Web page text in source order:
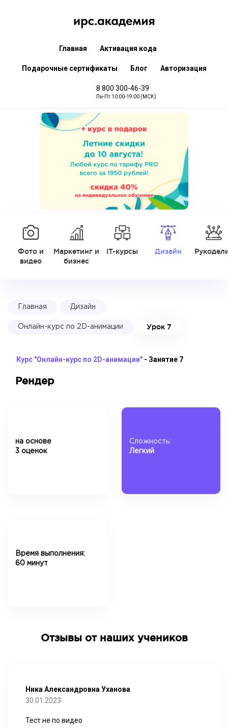
Главная Активация кода
Подарочные сертификаты Блог Авторизация
8 800 300-46-39
Пн-Пт 10:00-19:00 (МСК)
Фото и
видео
Маркетинг и
бизнес
IT-курсы Дизайн
Главная Дизайн
Онлайн-курс по 2D-анимации Урок 7
Курс "Онлайн-курс по 2D-анимации" - Занятие 7
Рендер
на основе
3 оценок
Сложность:
Легкий
Время выполнения:
60 минут
Отзывы от наших учеников
Ника Александровна Уханова
30.01.2023
Тест не по видео